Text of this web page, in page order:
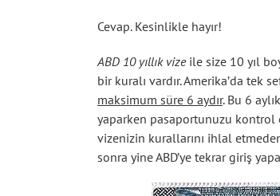
Cevap. Kesinlikle hayır!
ABD 10 yıllık vize ile size 10 yıl
bir kuralı vardır. Amerika’da tek
maksimum süre 6 aydır. Bu 6
yaparken pasaportunuzu kontrol
vizenizin kurallarını ihlal
sonra yine ABD’ye tekrar giriş